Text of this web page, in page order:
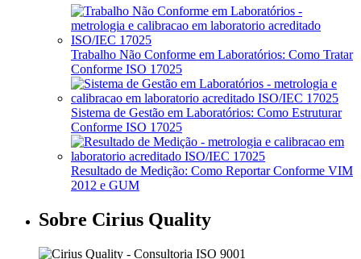
Trabalho Não Conforme em Laboratórios: Como Tratar
Conforme ISO 17025
Sistema de Gestão em Laboratórios: Como Estruturar
Conforme ISO 17025
Resultado de Medição: Como Reportar Conforme VIM
2012 e GUM
Sobre Cirius Quality